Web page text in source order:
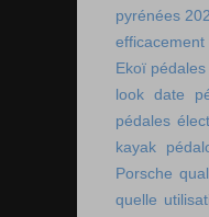
pyrénées
efficacement
Ekoï
look date
pédales
kayak
Porsche
quelle